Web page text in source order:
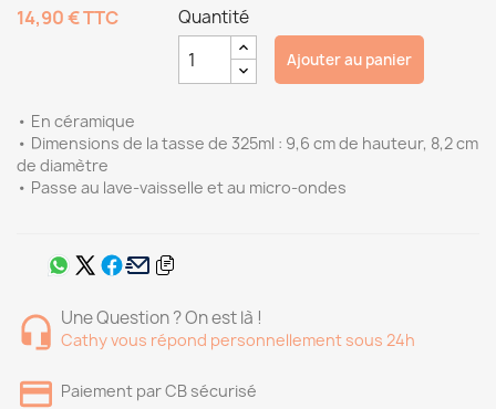
14,90 €TTC
• En céramique
• Dimensions de la tasse de 325ml : 9,6 cm de hauteur, 8,2 cm
de diamètre
• Passe au lave-vaisselle et au micro-ondes
Quantité
Ajouter au panier
Une Question ? On est là !
Cathy vous répond personnellement sous 24h
Paiement par CB sécurisé